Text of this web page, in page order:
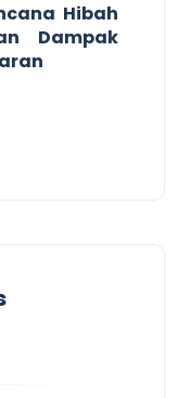
Hibah
Dampak